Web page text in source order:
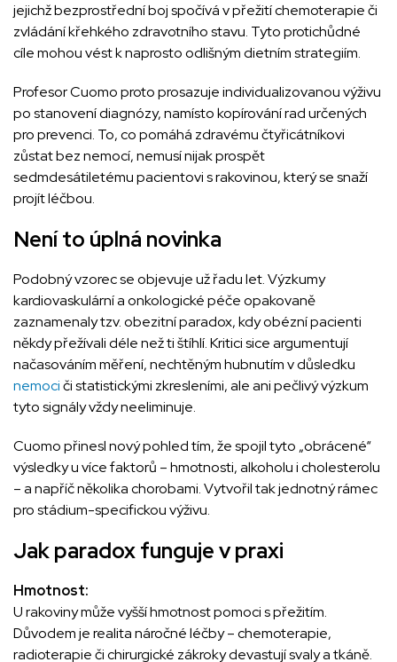
jejichž bezprostřední boj spočívá v přežití chemoterapie či
zvládání křehkého zdravotního stavu. Tyto protichůdné
cíle mohou vést k naprosto odlišným dietním strategiím.
Profesor Cuomo proto prosazuje individualizovanou výživu
po stanovení diagnózy, namísto kopírování rad určených
pro prevenci. To, co pomáhá zdravému čtyřicátníkovi
zůstat bez nemocí, nemusí nijak prospět
sedmdesátiletému pacientovi s rakovinou, který se snaží
projít léčbou.
Není to úplná novinka
Podobný vzorec se objevuje už řadu let. Výzkumy
kardiovaskulární a onkologické péče opakovaně
zaznamenaly tzv. obezitní paradox, kdy obézní pacienti
někdy přežívali déle než ti štíhlí. Kritici sice argumentují
načasováním měření, nechtěným hubnutím v důsledku
nemociči statistickými zkresleními, ale ani pečlivý výzkum
tyto signály vždy neeliminuje.
Cuomo přinesl nový pohled tím, že spojil tyto „obrácené“
výsledky u více faktorů – hmotnosti, alkoholu i cholesterolu
– a napříč několika chorobami. Vytvořil tak jednotný rámec
pro stádium-specifickou výživu.
Jak paradox funguje v praxi
Hmotnost:
U rakoviny může vyšší hmotnost pomoci s přežitím.
Důvodem je realita náročné léčby – chemoterapie,
radioterapie či chirurgické zákroky devastují svaly a tkáně.